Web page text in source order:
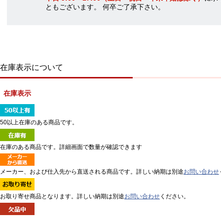
ともございます。 何卒ご了承下さい。
在庫表示について
在庫表示
50以上在庫のある商品です。
在庫のある商品です。詳細画面で数量が確認できます
メーカー、および仕入先から直送される商品です。詳しい納期は別途お問い合わせ
お取り寄せ商品となります。詳しい納期は別途お問い合わせ ください。